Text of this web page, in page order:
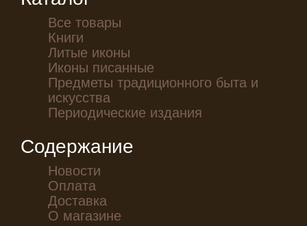
Все товары
Книги
Литые иконы
Иконы писанные
Предметы традиционного быта и
искусства
Периодические издания
Содержание
Новости
Оплата
Доставка
О магазине